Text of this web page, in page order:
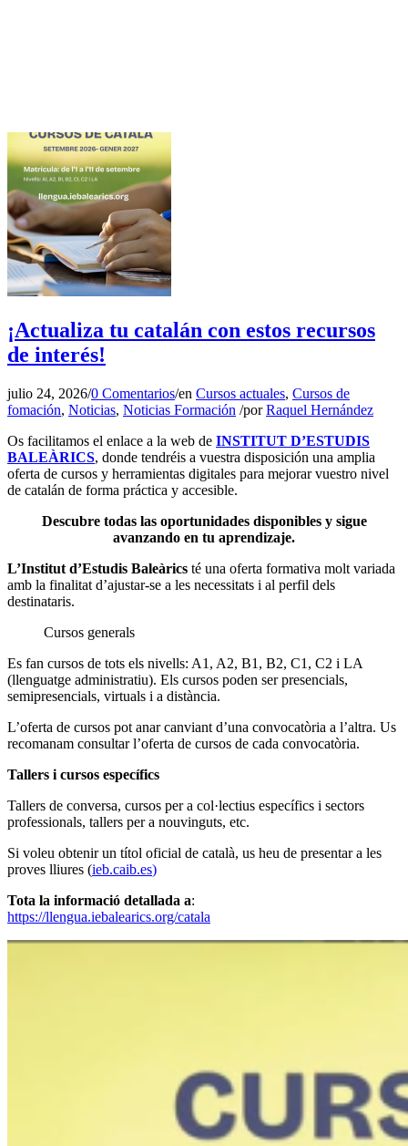
¡Actualiza tu catalán con estos recursos
de interés!
julio 24, 2026/0 Comentarios/en Cursos actuales, Cursos de
fomación, Noticias, Noticias Formación /porRaquel Hernández
Os facilitamos el enlace a la web de INSTITUT D’ESTUDIS
BALEÀRICS, donde tendréis a vuestra disposición una amplia
oferta de cursos y herramientas digitales para mejorar vuestro nivel
de catalán de forma práctica y accesible.
Descubre todas las oportunidades disponibles y sigue
avanzando en tu aprendizaje.
L’Institut d’Estudis Baleàrics té una oferta formativa molt variada
amb la finalitat d’ajustar-se a les necessitats i al perfil dels
destinataris.
Cursos generals
Es fan cursos de tots els nivells: A1, A2, B1, B2, C1, C2 i LA
(llenguatge administratiu). Els cursos poden ser presencials,
semipresencials, virtuals i a distància.
L’oferta de cursos pot anar canviant d’una convocatòria a l’altra. Us
recomanam consultar l’oferta de cursos de cada convocatòria.
Tallers i cursos específics
Tallers de conversa, cursos per a col·lectius específics i sectors
professionals, tallers per a nouvinguts, etc.
Si voleu obtenir un títol oficial de català, us heu de presentar a les
proves lliures (ieb.caib.es)
Tota la informació detallada a:
https://llengua.iebalearics.org/catala